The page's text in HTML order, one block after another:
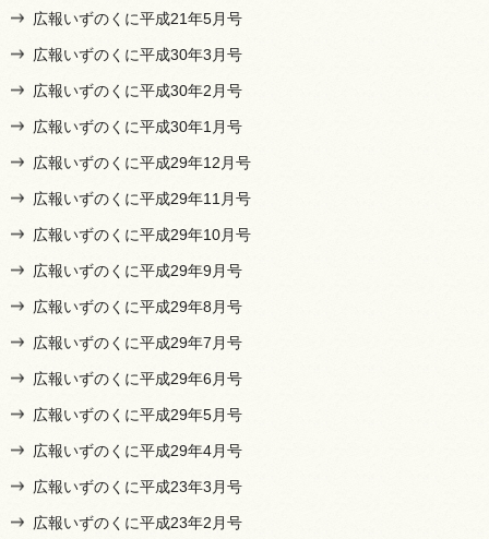
広報いずのくに平成21年5月号
広報いずのくに平成30年3月号
広報いずのくに平成30年2月号
広報いずのくに平成30年1月号
広報いずのくに平成29年12月号
広報いずのくに平成29年11月号
広報いずのくに平成29年10月号
広報いずのくに平成29年9月号
広報いずのくに平成29年8月号
広報いずのくに平成29年7月号
広報いずのくに平成29年6月号
広報いずのくに平成29年5月号
広報いずのくに平成29年4月号
広報いずのくに平成23年3月号
広報いずのくに平成23年2月号